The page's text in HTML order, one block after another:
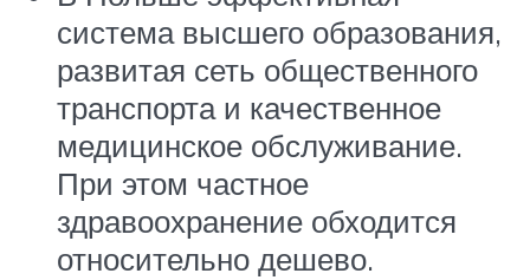
система высшего образования,
развитая сеть общественного
транспорта и качественное
медицинское обслуживание.
При этом частное
здравоохранение обходится
относительно дешево.